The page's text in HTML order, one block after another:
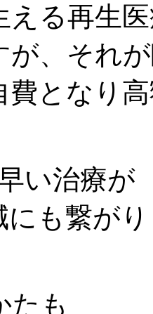
える再生
が、それ
費となり
い治療が
にも繋が
たも